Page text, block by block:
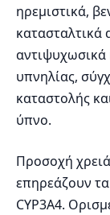
ηρεμιστικά,
κατασταλτικά
αντιψυχωσικά
υπνηλίας,
καταστολής
ύπνο.
Προσοχή
επηρεάζουν
CYP3A4.